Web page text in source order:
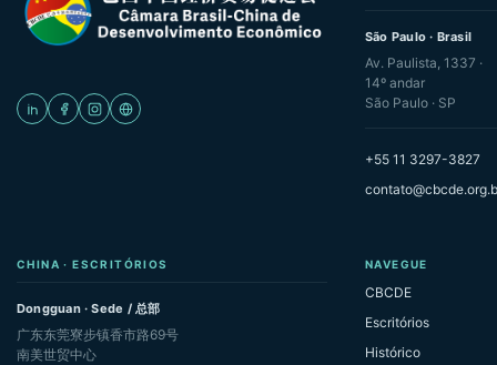
São Paulo · Brasil
Av. Paulista, 1337 ·
14º andar
São Paulo · SP
+55 11 3297-3827
CHINA · ESCRITÓRIOS
Dongguan · Sede / 总部
广东东莞寮步镇香市路69号
南美世贸中心
NAVEGUE
CBCDE
Escritórios
Histórico